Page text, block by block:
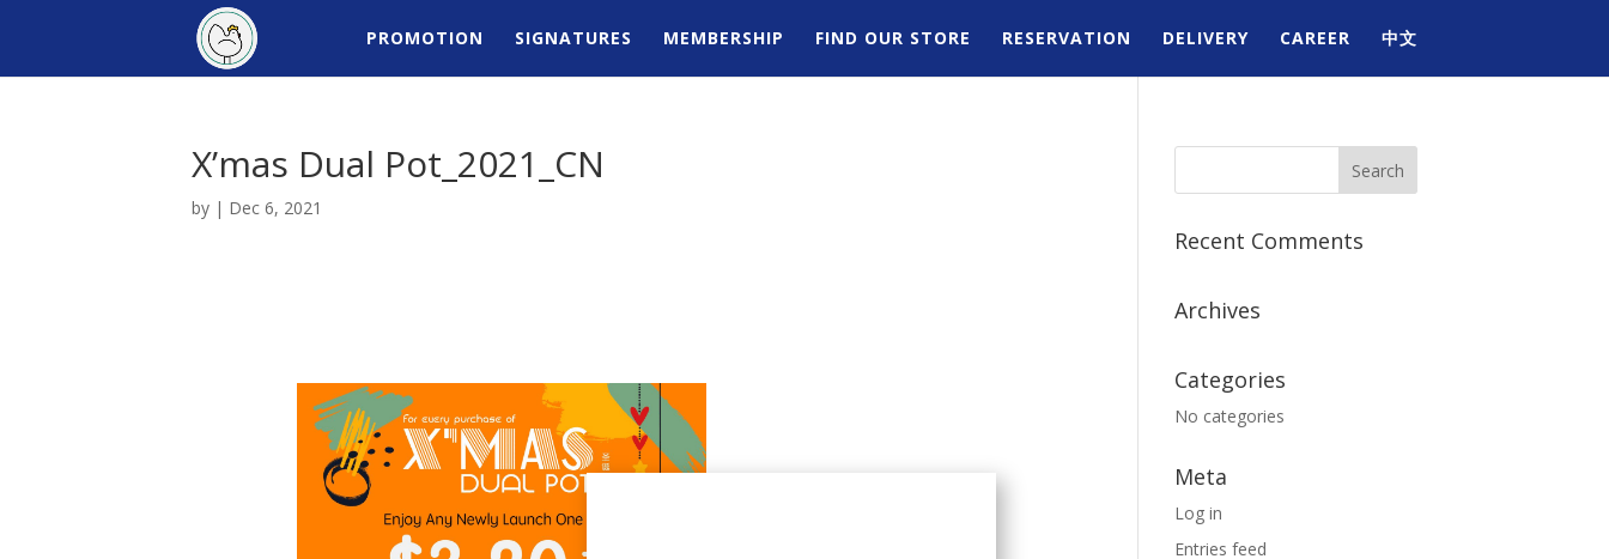
PROMOTION SIGNATURES MEMBERSHIP FIND OUR STORE RESERVATION DELIVERY CAREER 中文
X’mas Dual Pot_2021_CN
by | Dec 6, 2021
Recent Comments
Archives
Categories
No categories
Meta
Log in
Entries feed